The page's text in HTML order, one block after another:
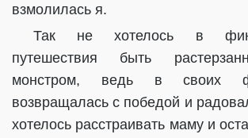
взмолилась я.
Так не хотелось в
путешествия быть
монстром, ведь в своих
возвращалась с победой и
хотелось расстраивать маму и